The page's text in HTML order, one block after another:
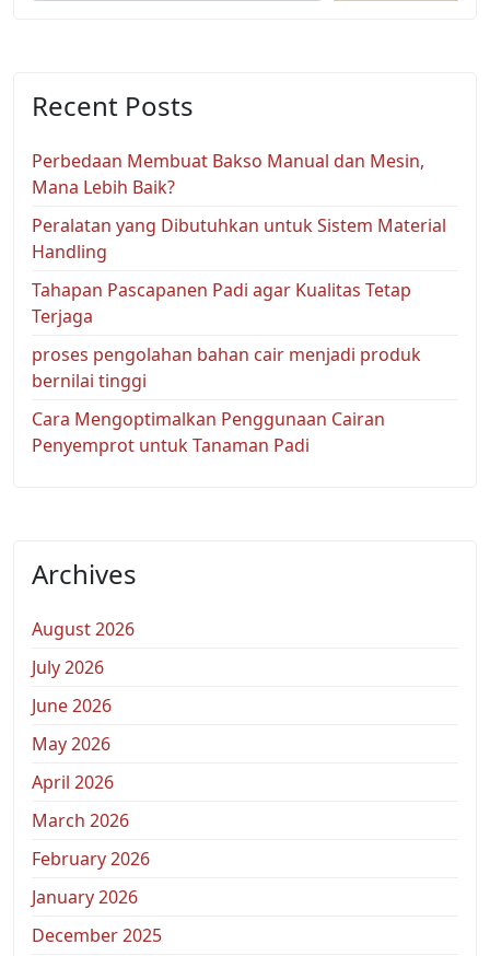
Recent Posts
Perbedaan Membuat Bakso Manual dan Mesin,
Mana Lebih Baik?
Peralatan yang Dibutuhkan untuk Sistem Material
Handling
Tahapan Pascapanen Padi agar Kualitas Tetap
Terjaga
proses pengolahan bahan cair menjadi produk
bernilai tinggi
Cara Mengoptimalkan Penggunaan Cairan
Penyemprot untuk Tanaman Padi
Archives
August 2026
July 2026
June 2026
May 2026
April 2026
March 2026
February 2026
January 2026
December 2025